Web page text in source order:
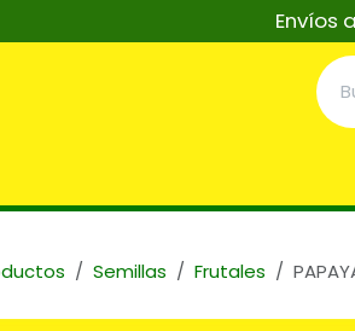
Envíos
Semillas Frutales